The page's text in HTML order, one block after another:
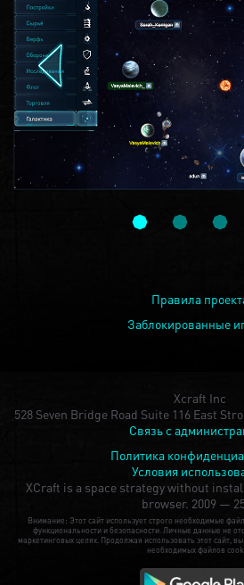
Правила
Заблокированные
Xcraft Inc
528 Seven Bridge Road Suite 116 East
Связь с
Политика
Условия
XCraft is a space strategy without
browser. 2009 —
Внимание: Этот сайт использует строго необходимые
функциональности и безопасности. Личные данные не
маркетинговых целях. Продолжая использовать этот сайт,
необходимых файлов